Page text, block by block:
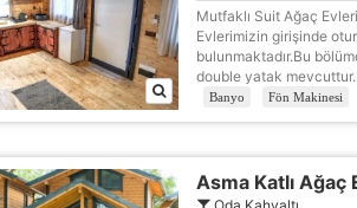
izin
Daha fazla
Zorunlu
Oturum
Mutfaklı Suit Ağaç
Evlerimizin girişinde
bulunmaktadır.Bu
double yatak
Banyo Fön Makinesi
Asma Katlı Ağaç